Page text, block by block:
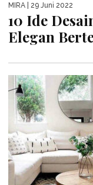
MIRA | 29 Juni 2022
10 Ide
Elegan